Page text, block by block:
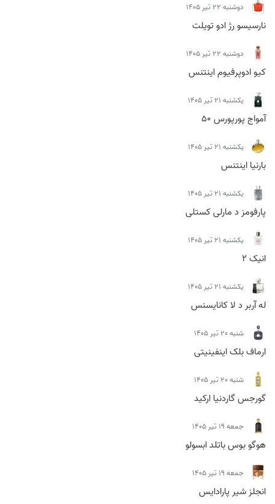
دوشنبه 22 تیر 1405
نارسیسو رژ ادو تویلت
دوشنبه 22 تیر 1405
کیو ادوپرفیوم اینتنس
يكشنبه 21 تیر 1405
آمواج پورپورس 50
يكشنبه 21 تیر 1405
بارنیا اینتنس
يكشنبه 21 تیر 1405
پارفومز د مارلی کستلی
يكشنبه 21 تیر 1405
انیک 2
يكشنبه 21 تیر 1405
له آربر د لا کانایسنس
شنبه 20 تیر 1405
ارماف بلک اینفینیتی
شنبه 20 تیر 1405
گورجس گاردنیا ارکید
جمعه 19 تیر 1405
هوگو بوس باتلد ابسولو
جمعه 19 تیر 1405
انجلز شیر پارادایس